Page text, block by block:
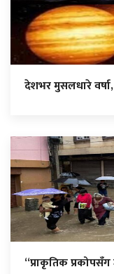
देशभर मुसलधारे
“प्राकृतिक